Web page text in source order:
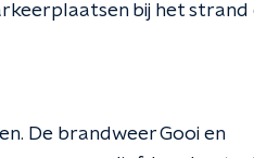
bij het strand
De brandweer Gooi en